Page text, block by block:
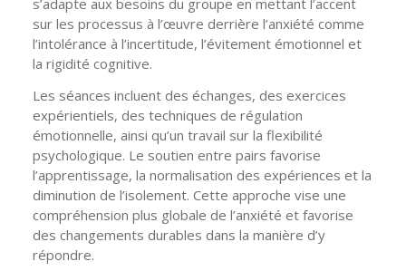
s’adapte aux besoins du groupe en mettant l’accent
sur les processus à l’œuvre derrière l’anxiété comme
l’intolérance à l’incertitude, l’évitement émotionnel et
la rigidité cognitive.
Les séances incluent des échanges, des exercices
expérientiels, des techniques de régulation
émotionnelle, ainsi qu’un travail sur la flexibilité
psychologique. Le soutien entre pairs favorise
l’apprentissage, la normalisation des expériences et la
diminution de l’isolement. Cette approche vise une
compréhension plus globale de l’anxiété et favorise
des changements durables dans la manière d’y
répondre.